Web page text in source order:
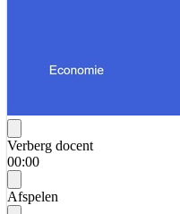
Verberg docent
00:00
Afspelen